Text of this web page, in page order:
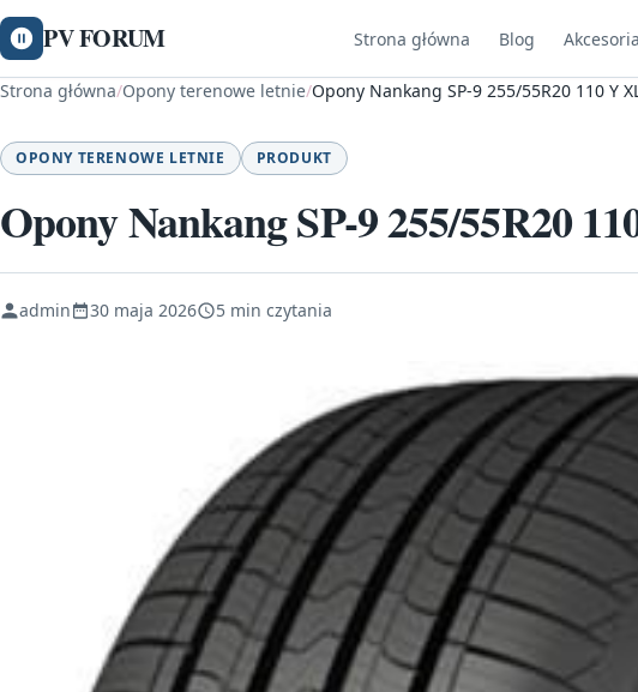
PV FORUM Strona główna Blog
Strona główna/Opony terenowe letnie/Opony Nankang SP-9 255/55R20 110 Y
OPONY TERENOWE LETNIE PRODUKT
Opony Nankang SP-9 255/55R20
admin 30 maja 2026 5 min czytania